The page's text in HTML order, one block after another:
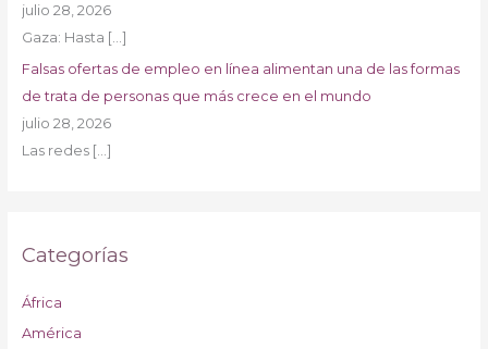
julio 28, 2026
Gaza: Hasta […]
Falsas ofertas de empleo en línea alimentan una de las formas
de trata de personas que más crece en el mundo
julio 28, 2026
Las redes […]
Categorías
África
América